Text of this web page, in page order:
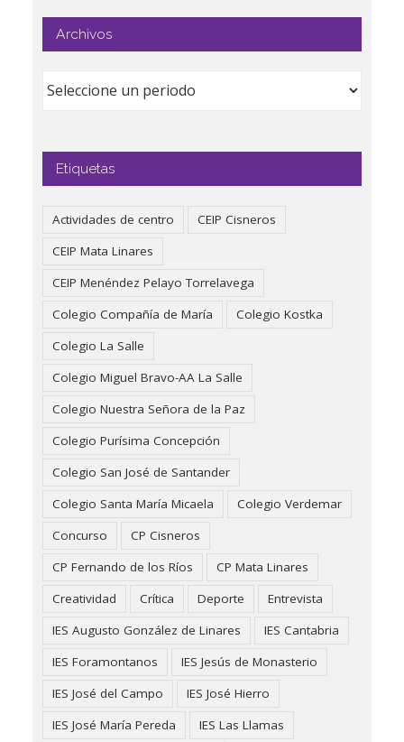
Archivos
Etiquetas
Actividades de centro
CEIP Cisneros
CEIP Mata Linares
CEIP Menéndez Pelayo Torrelavega
Colegio Compañía de María
Colegio Kostka
Colegio La Salle
Colegio Miguel Bravo-AA La Salle
Colegio Nuestra Señora de la Paz
Colegio Purísima Concepción
Colegio San José de Santander
Colegio Santa María Micaela
Colegio Verdemar
Concurso
CP Cisneros
CP Fernando de los Ríos
CP Mata Linares
Creatividad
Crítica Deporte
Entrevista
IES Augusto González de Linares
IES Cantabria
IES Foramontanos
IES Jesús de Monasterio
IES José del Campo
IES José Hierro
IES José María Pereda
IES Las Llamas